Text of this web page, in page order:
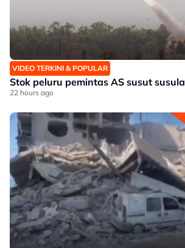
VIDEO TERKINI & POPULAR
Stok peluru pemintas AS susut
22 hours ago